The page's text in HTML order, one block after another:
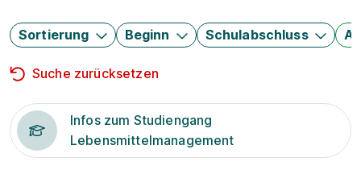
Sortierung Beginn Schulabschluss
Suche zurücksetzen
Infos zum Studiengang
Lebensmittelmanagement